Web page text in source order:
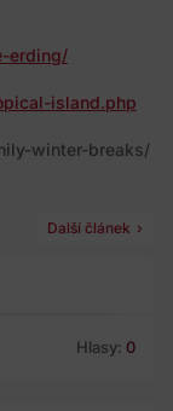
erding/
island.php
winter-breaks/
Další článek
Hlasy: 0